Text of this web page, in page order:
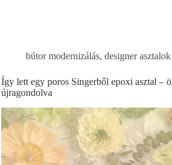
bútor modernizálás,designer asztalok
Így lett egy poros Singerből epoxi asztal –
újragondolva